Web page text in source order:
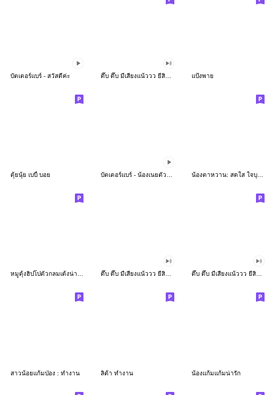
บัตเตอร์แบร์ - สวัสดีค่ะ แป้งพาย
ตุ้ยนุ้ย เบบี้ บอย น้องตาหวาน: สดใส ใจบุญ (สีพาสเทล)
หมูดุ้งฮิปโปตัวกลมเด้งน่ารัก ดึ๊บ ดึ๊บ มีเสียงแน้ววว ยี่สิบเจ็ด ดึ๊บ ดึ๊บ มีเสียงแน้ววว ยี่สิบหก
สาวน้อยแก้มป่อง : ทำงาน ลิต้า ทำงาน น้องแก้มแก้มน่ารัก